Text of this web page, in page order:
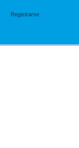
Registrarse